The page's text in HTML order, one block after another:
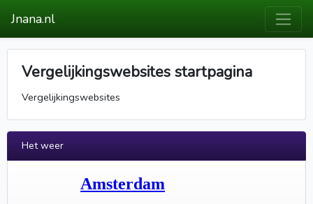
Jnana.nl
Vergelijkingswebsites startpagina
Vergelijkingswebsites
Het weer